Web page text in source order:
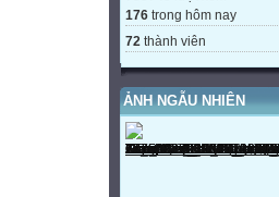
176 trong hôm nay
72 thành viên
ẢNH NGẪU NHIÊN